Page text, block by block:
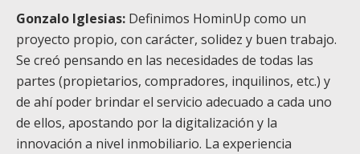
Gonzalo Iglesias: Definimos HominUp como un
proyecto propio, con carácter, solidez y buen trabajo.
Se creó pensando en las necesidades de todas las
partes (propietarios, compradores, inquilinos, etc.) y
de ahí poder brindar el servicio adecuado a cada uno
de ellos, apostando por la digitalización y la
innovación a nivel inmobiliario. La experiencia